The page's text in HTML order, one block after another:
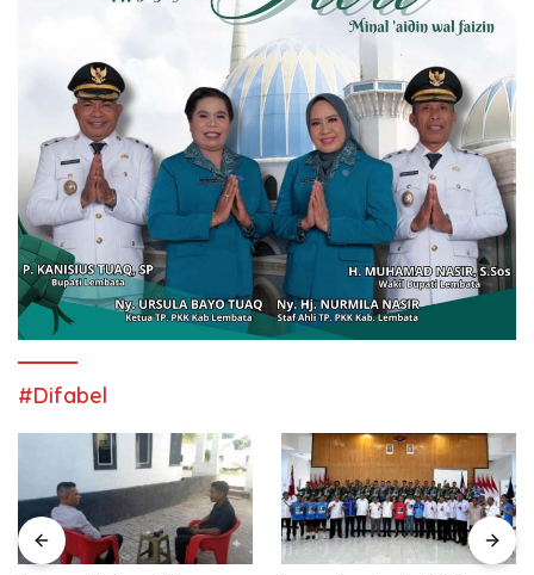
#Difabel